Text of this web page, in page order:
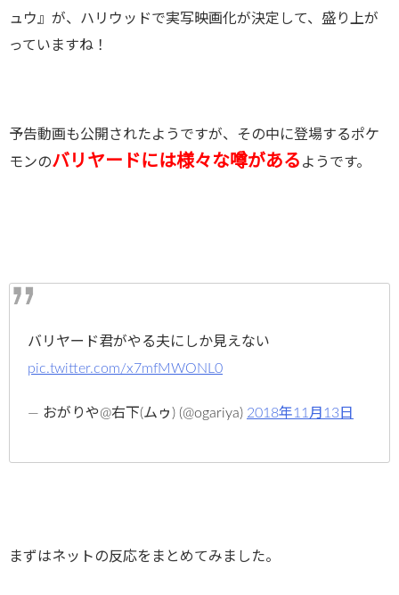
ュウ』が、ハリウッドで実写映画化が決定して、盛り上が
っていますね！
予告動画も公開されたようですが、その中に登場するポケ
モンのバリヤードには様々な噂がある ようです。
バリヤード君がやる夫にしか見えない
pic.twitter.com/x7mfMWONL0
— おがりや@右下(ムゥ) (@ogariya) 2018年11月13日
まずはネットの反応をまとめてみました。